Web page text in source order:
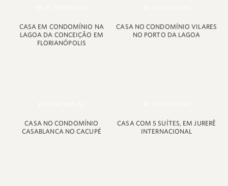
CASA EM CONDOMÍNIO NA
LAGOA DA CONCEIÇÃO EM
FLORIANÓPOLIS
CASA NO CONDOMÍNIO VILARES
NO PORTO DA LAGOA
CASA NO CONDOMÍNIO
CASABLANCA NO CACUPÉ
CASA COM 5 SUÍTES, EM JURERÊ
INTERNACIONAL
+55 48 99660 6799